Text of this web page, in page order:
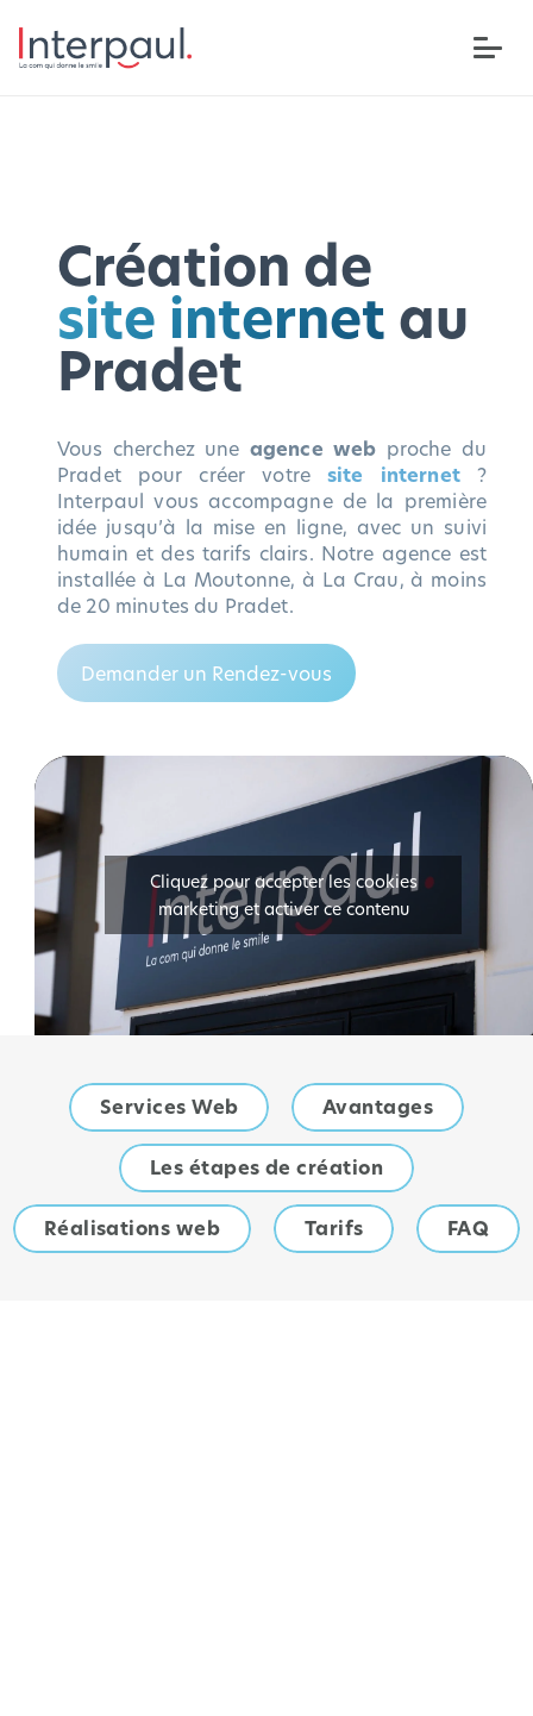
Cliquez pour accepter les cookies
marketing et activer ce contenu
Création de
site internet au
Pradet
Vous cherchez une agence web proche du
Pradet pour créer votre site internet?
Interpaul vous accompagne de la première
idée jusqu’à la mise en ligne, avec un suivi
humain et des tarifs clairs. Notre agence est
installée à La Moutonne, à La Crau, à moins
de 20 minutes du Pradet.
Demander un Rendez-vous
Services Web Avantages
Les étapes de création
Réalisations web Tarifs FAQ